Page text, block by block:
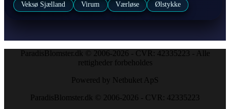
Veksø Sjælland
Virum Værløse Ølstykke
ParadisBlomster.dk © 2006-2026 - CVR: 42335223 - Alle
rettigheder forbeholdes
Powered by Netbuket ApS
ParadisBlomster.dk © 2006-2026 - CVR: 42335223